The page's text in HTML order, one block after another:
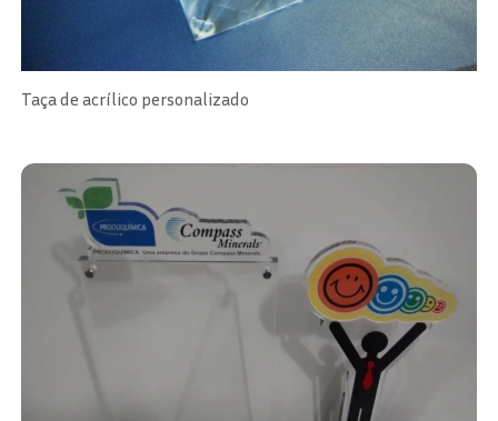
Taça de acrílico personalizado